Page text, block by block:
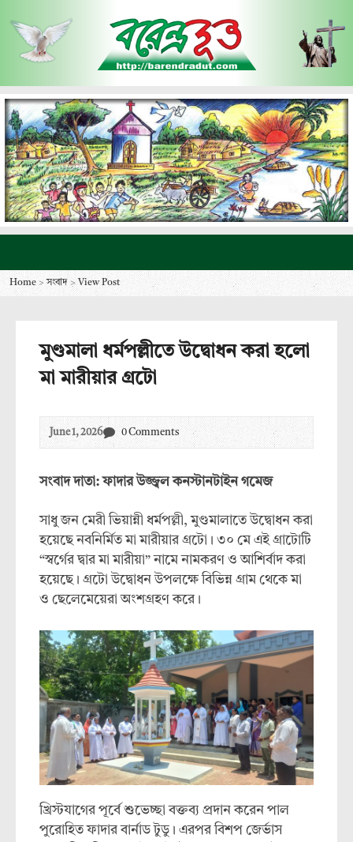
Home > সংবাদ >View Post
মুণ্ডমালা ধর্মপল্লীতে উদ্বোধন করা হলো
মা মারীয়ার গ্রটো
June 1, 2026 0 Comments
সংবাদ দাতা: ফাদার উজ্জ্বল কনস্টানটাইন গমেজ
সাধু জন মেরী ভিয়ান্নী ধর্মপল্লী, মুণ্ডমালাতে উদ্বোধন করা
হয়েছে নবনির্মিত মা মারীয়ার গ্রটো। ৩০ মে এই গ্রাটোটি
“স্বর্গের দ্বার মা মারীয়া” নামে নামকরণ ও আশির্বাদ করা
হয়েছে। গ্রটো উদ্বোধন উপলক্ষে বিভিন্ন গ্রাম থেকে মা
ও ছেলেমেয়েরা অংশগ্রহণ করে।
খ্রিস্টযাগের পূর্বে শুভেচ্ছা বক্তব্য প্রদান করেন পাল
পুরোহিত ফাদার বার্নাড টুডু। এরপর বিশপ জের্ভাস